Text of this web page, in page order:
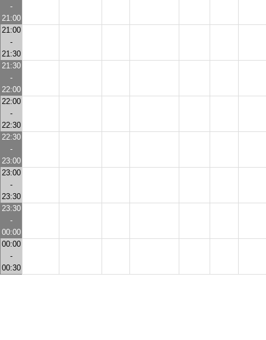
-
21:00
21:00
-
21:30
21:30
-
22:00
22:00
-
22:30
22:30
-
23:00
23:00
-
23:30
23:30
-
00:00
00:00
-
00:30